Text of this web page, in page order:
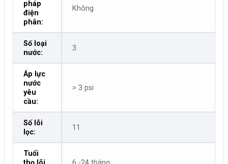
pháp
điện
phân:
Không
Số loại
nước:
3
Áp lực
nước
yêu
cầu:
> 3 psi
Số lõi
lọc:
11
Tuổi